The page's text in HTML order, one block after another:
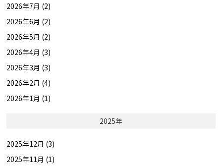
2026年7月 (2)
2026年6月 (2)
2026年5月 (2)
2026年4月 (3)
2026年3月 (3)
2026年2月 (4)
2026年1月 (1)
2025年
2025年12月 (3)
2025年11月 (1)